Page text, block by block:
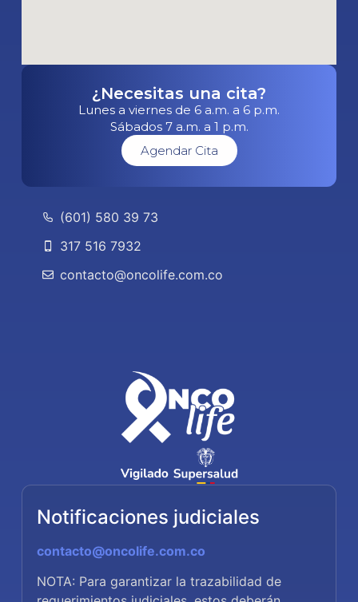
Notificaciones judiciales
contacto@oncolife.com.co
NOTA: Para garantizar la trazabilidad de
¿Necesitas una cita?
Lunes a viernes de 6 a.m. a 6 p.m.
Sábados 7 a.m. a 1 p.m.
Agendar Cita
(601) 580 39 73
317 516 7932
contacto@oncolife.com.co